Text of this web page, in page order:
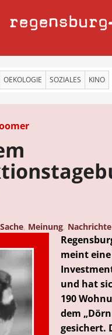
regensburg
OEKOLOGIE SOZIALES KINO
, Meinung,
meint eine
und hat
190
dem
gesichert.